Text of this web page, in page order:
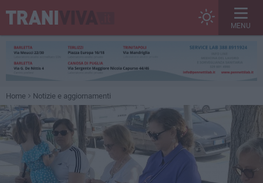
MENU
Home Notizie e aggiornamenti